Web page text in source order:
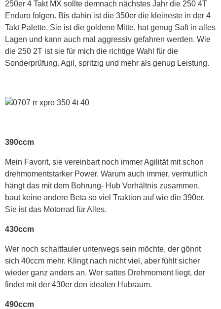
250er 4 Takt MX sollte demnach nächstes Jahr die 250 4T
Enduro folgen. Bis dahin ist die 350er die kleineste in der 4
Takt Palette. Sie ist die goldene Mitte, hat genug Saft in alles
Lagen und kann auch mal aggressiv gefahren werden. Wie
die 250 2T ist sie für mich die richtige Wahl für die
Sonderprüfung. Agil, spritzig und mehr als genug Leistung.
390ccm
Mein Favorit, sie vereinbart noch immer Agilität mit schon
drehmomentstarker Power. Warum auch immer, vermutlich
hängt das mit dem Bohrung- Hub Verhältnis zusammen,
baut keine andere Beta so viel Traktion auf wie die 390er.
Sie ist das Motorrad für Alles.
430ccm
Wer noch schaltfauler unterwegs sein möchte, der gönnt
sich 40ccm mehr. Klingt nach nicht viel, aber fühlt sicher
wieder ganz anders an. Wer sattes Drehmoment liegt, der
findet mit der 430er den idealen Hubraum.
490ccm